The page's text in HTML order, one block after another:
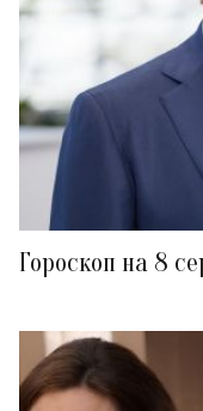
Гороскоп на 8